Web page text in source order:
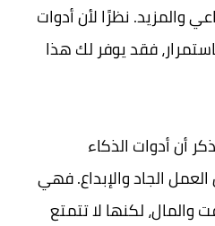
والمزيد. نظرًا لأن أدوات
فقد يوفر لك هذا
أن أدوات الذكاء
الجاد والإبداع. فهي
والمال، لكنها لا تتمتع